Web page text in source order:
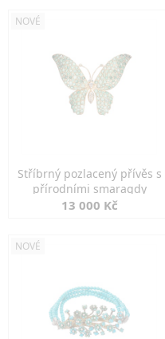
NOVÉ
Stříbrný pozlacený přívěs s
přírodními smaragdy
13 000 Kč
NOVÉ